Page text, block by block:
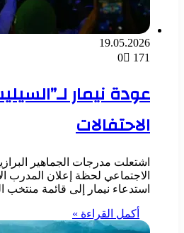
19.05.2026
0
171
عودة نيمار
الاحتفالات
اشتعلت مدرجات الجماهير
الاجتماعي لحظة إعلان المدرب
استدعاء نيمار إلى قائمة منتخب
أكمل القراءة »